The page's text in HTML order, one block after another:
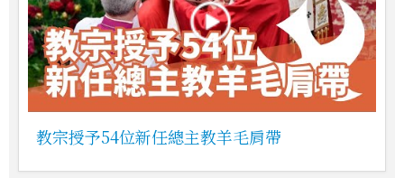
教宗授予54位新任總主教羊毛肩帶